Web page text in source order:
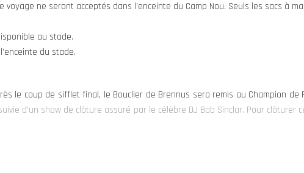
voyage ne seront acceptés dans l’enceinte du Camp Nou. Seuls les sacs à
au stade.
du stade.
le coup de sifflet final, le Bouclier de Brennus sera remis au Champion de
d’un show de clôture assuré par le célèbre DJ Bob Sinclar. Pour clôturer